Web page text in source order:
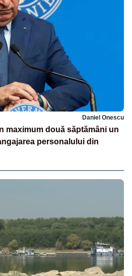
Daniel Onescu
maximum două săptămâni un
personalului din